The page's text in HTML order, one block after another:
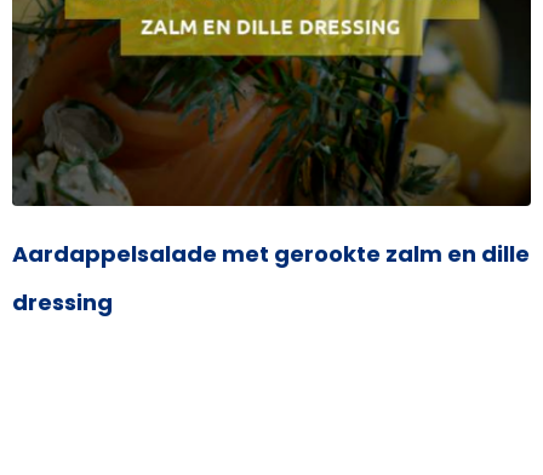
Aardappelsalade met gerookte zalm en dille
dressing